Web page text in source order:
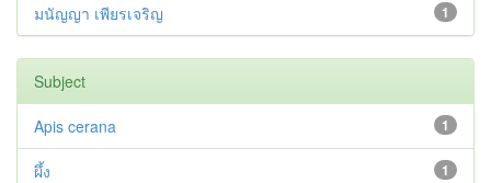
1
มนัญญา เพียรเจริญ
Subject
1
Apis cerana
1
ผึ้ง